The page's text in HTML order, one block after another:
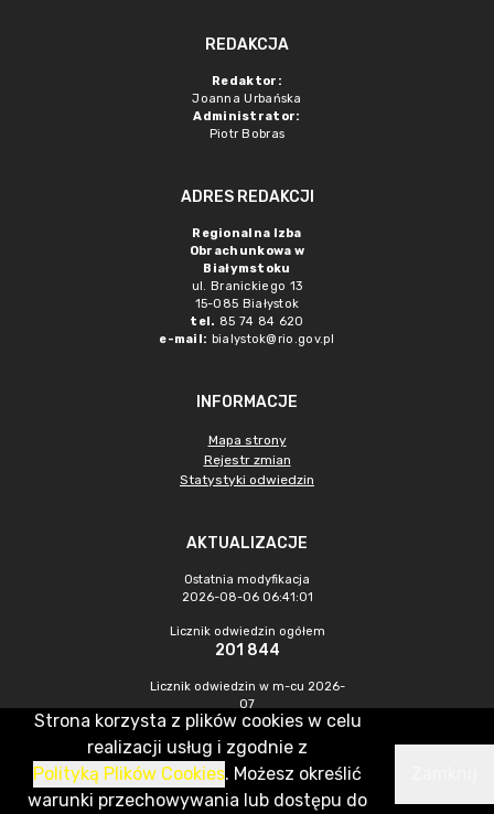
REDAKCJA
Redaktor:
Joanna Urbańska
Administrator:
Piotr Bobras
ADRES REDAKCJI
Regionalna Izba
Obrachunkowa w
Białymstoku
ul. Branickiego 13
15-085 Białystok
tel. 85 74 84 620
e-mail: bialystok@rio.gov.pl
INFORMACJE
Mapa strony
Rejestr zmian
Statystyki odwiedzin
AKTUALIZACJE
Ostatnia modyfikacja
2026-08-06 06:41:01
Licznik odwiedzin ogółem
201 844
Licznik odwiedzin w m-cu 2026-
07
334
CMS & Hosting: Nefeni Sp. z o.o.
Strona korzysta z plików cookies w celu
realizacji usług i zgodnie z
Polityką Plików Cookies. Możesz określić
warunki przechowywania lub dostępu do